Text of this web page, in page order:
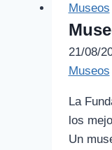
Museos
21/08/
Museos
La
los
Un